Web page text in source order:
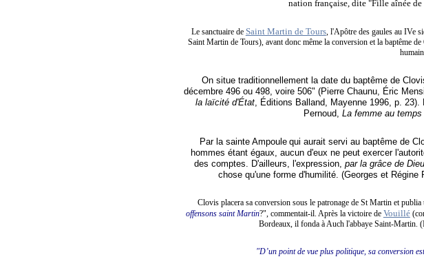
nation française, dite "Fille aînée
Le sanctuaire de Saint Martin de Tours, l'Apôtre des gaules au IVe
Saint Martin de Tours), avant donc même la conversion et la baptême
On situe traditionnellement la date du baptême de
décembre 496 ou 498, voire 506" (Pierre Chaunu, Éric
la laïcité d'État , Éditions Balland, Mayenne 1996, p. 23).
Pernoud ,La femme au
Par la sainte Ampoule qui aurait servi au baptême de
hommes étant égaux, aucun d'eux ne peut exercer
des comptes. D'ailleurs, l'expression,par la grâce de
chose qu'une forme d'humilité. (Georges et
Clovis placera sa conversion sous le patronage de St Martin et
offensons saint Martin?", commentait-il. Après la victoire de Vouillé
Bordeaux, il fonda à Auch l'abbaye Saint-Martin. (
"D’un point de vue plus politique, sa conversion